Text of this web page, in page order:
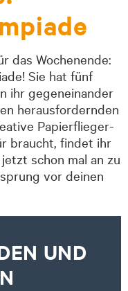
das Wochenende:
Sie hat fünf
ihr gegeneinander
herausfordernden
Papierflieger-
braucht, findet ihr
schon mal an zu
vor deinen
UND